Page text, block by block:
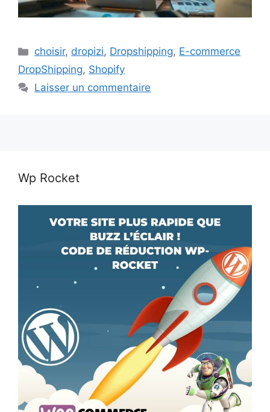
Catégories
choisir, dropizi, Dropshipping, E-commerce
DropShipping, Shopify
Laisser un commentaire
Wp Rocket